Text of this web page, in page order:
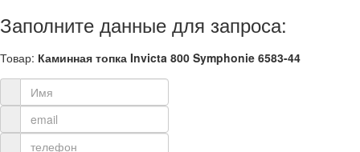
Заполните данные для запроса:
Товар: Каминная топка Invicta 800 Symphonie 6583-44